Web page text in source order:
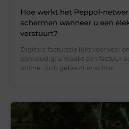
Hoe werkt het Peppol-
schermen wanneer u een
verstuurt?
Digitale facturatie lijkt voor veel
eenvoudig: u maakt een factuur
online. Toch gebeurt er achter